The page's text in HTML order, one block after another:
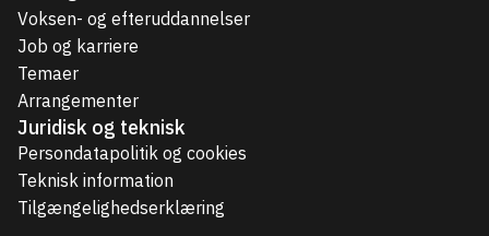
Voksen- og efteruddannelser
Job og karriere
Temaer
Arrangementer
Juridisk og teknisk
Persondatapolitik og cookies
Teknisk information
Tilgængelighedserklæring